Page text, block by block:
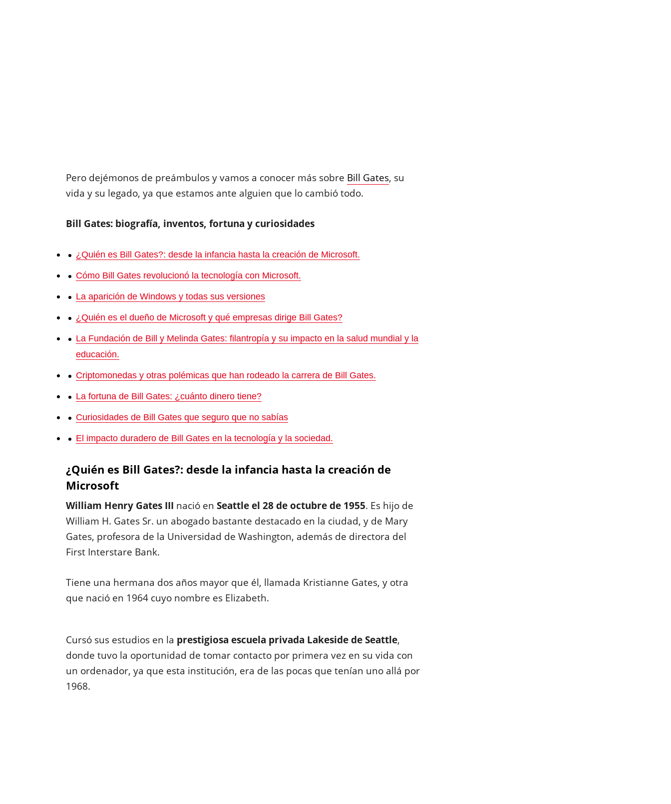
Pero dejémonos de preámbulos y vamos a conocer más sobre Bill Gates, su
vida y su legado, ya que estamos ante alguien que lo cambió todo.
Bill Gates: biografía, inventos, fortuna y curiosidades
¿Quién es Bill Gates?: desde la infancia hasta la creación de Microsoft.
Cómo Bill Gates revolucionó la tecnología con Microsoft.
La aparición de Windows y todas sus versiones
¿Quién es el dueño de Microsoft y qué empresas dirige Bill Gates?
La Fundación de Bill y Melinda Gates: filantropía y su impacto en la salud mundial y la
educación.
Criptomonedas y otras polémicas que han rodeado la carrera de Bill Gates.
La fortuna de Bill Gates: ¿cuánto dinero tiene?
Curiosidades de Bill Gates que seguro que no sabías
El impacto duradero de Bill Gates en la tecnología y la sociedad.
¿Quién es Bill Gates?: desde la infancia hasta la creación de
Microsoft
William Henry Gates III nació en Seattle el 28 de octubre de 1955. Es hijo de
William H. Gates Sr. un abogado bastante destacado en la ciudad, y de Mary
Gates, profesora de la Universidad de Washington, además de directora del
First Interstare Bank.
Tiene una hermana dos años mayor que él, llamada Kristianne Gates, y otra
que nació en 1964 cuyo nombre es Elizabeth.
Cursó sus estudios en la prestigiosa escuela privada Lakeside de Seattle,
donde tuvo la oportunidad de tomar contacto por primera vez en su vida con
un ordenador, ya que esta institución, era de las pocas que tenían uno allá por
1968.